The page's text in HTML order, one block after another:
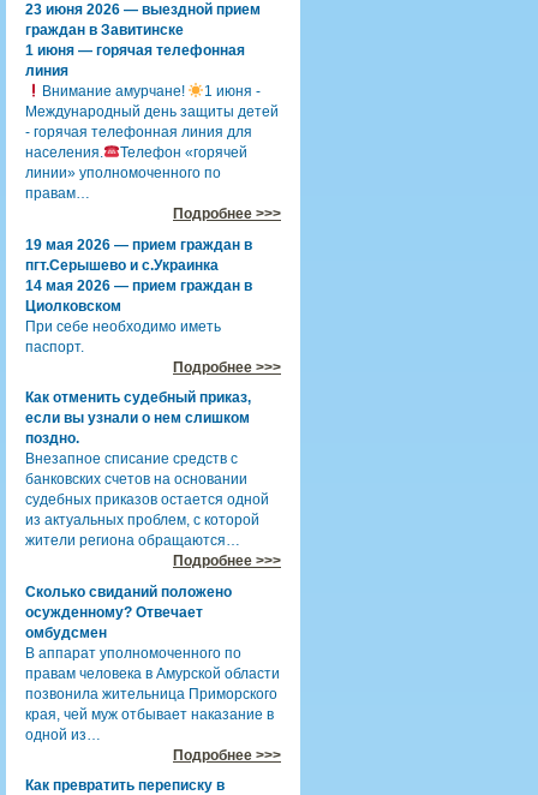
23 июня 2026 — выездной прием
граждан в Завитинске
1 июня — горячая телефонная
линия
Внимание амурчане!
1 июня -
Международный день защиты детей
- горячая телефонная линия для
населения.
Телефон «горячей
линии» уполномоченного по
правам…
Подробнее >>>
19 мая 2026 — прием граждан в
пгт.Серышево и с.Украинка
14 мая 2026 — прием граждан в
Циолковском
При себе необходимо иметь
паспорт.
Подробнее >>>
Как отменить судебный приказ,
если вы узнали о нем слишком
поздно.
Внезапное списание средств с
банковских счетов на основании
судебных приказов остается одной
из актуальных проблем, с которой
жители региона обращаются…
Подробнее >>>
Сколько свиданий положено
осужденному? Отвечает
омбудсмен
В аппарат уполномоченного по
правам человека в Амурской области
позвонила жительница Приморского
края, чей муж отбывает наказание в
одной из…
Подробнее >>>
Как превратить переписку в